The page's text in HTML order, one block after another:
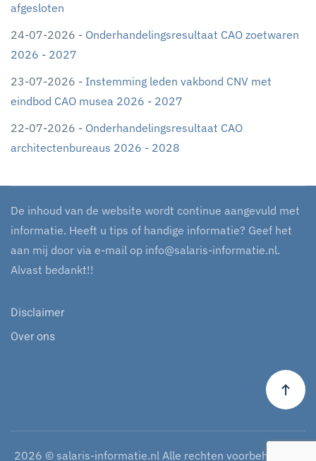
afgesloten
24-07-2026 - Onderhandelingsresultaat CAO zoetwaren
2026 - 2027
23-07-2026 - Instemming leden vakbond CNV met
eindbod CAO musea 2026 - 2027
22-07-2026 - Onderhandelingsresultaat CAO
architectenbureaus 2026 - 2028
De inhoud van de website wordt continue aangevuld met
informatie. Heeft u tips of handige informatie? Geef het
aan mij door via e-mail op info@salaris-informatie.nl.
Alvast bedankt!!
Disclaimer
Over ons
2026 © salaris-informatie.nl Alle rechten voorbehouden.